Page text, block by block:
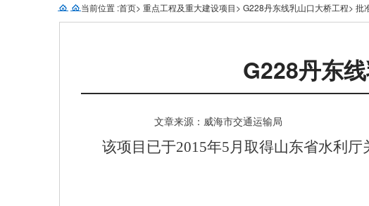
当前位置 :首页> 重点工程及重大建设项目> G228丹东线乳山口大桥工程> 批
G228丹东
文章来源：威海市交通运输局
该项目已于2015年5月取得山东省水利厅